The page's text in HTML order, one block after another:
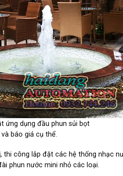
ứng dụng đầu phun sủi bọt
báo giá cụ thể.
công lắp đặt các hệ thống nhạc
phun nước mini nhỏ các loại.